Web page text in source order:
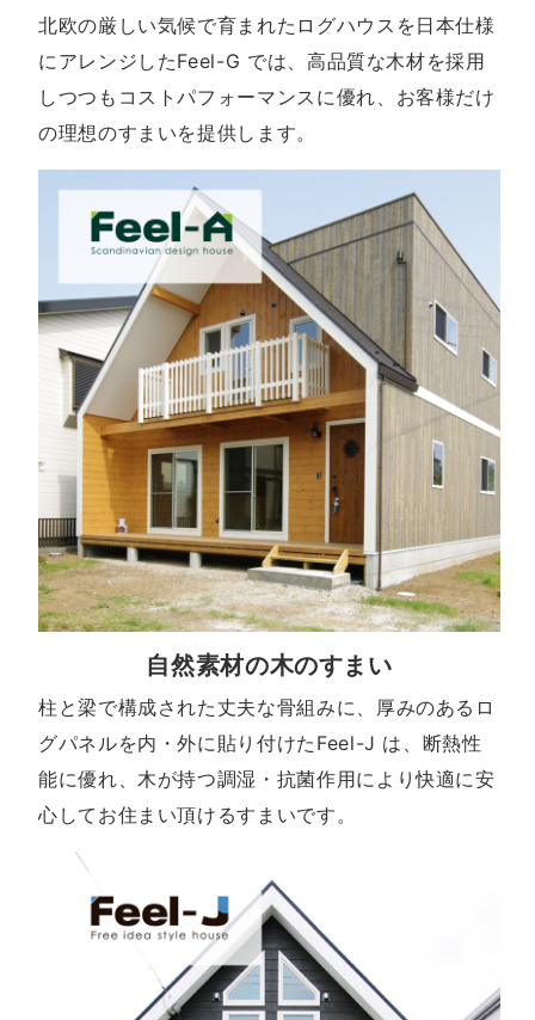
北欧の厳しい気候で育まれたログハウスを日本仕様
にアレンジしたFeel-G では、高品質な木材を採用
しつつもコストパフォーマンスに優れ、お客様だけ
の理想のすまいを提供します。
自然素材の木のすまい
柱と梁で構成された丈夫な骨組みに、厚みのあるロ
グパネルを内・外に貼り付けたFeel-J は、断熱性
能に優れ、木が持つ調湿・抗菌作用により快適に安
心してお住まい頂けるすまいです。